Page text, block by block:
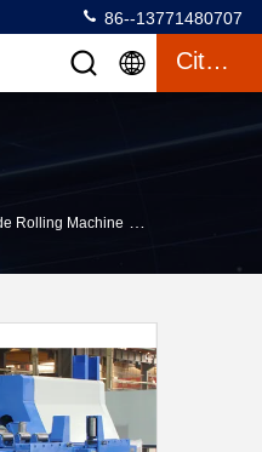
86--13771480707
Citaat
Rolling Machine >